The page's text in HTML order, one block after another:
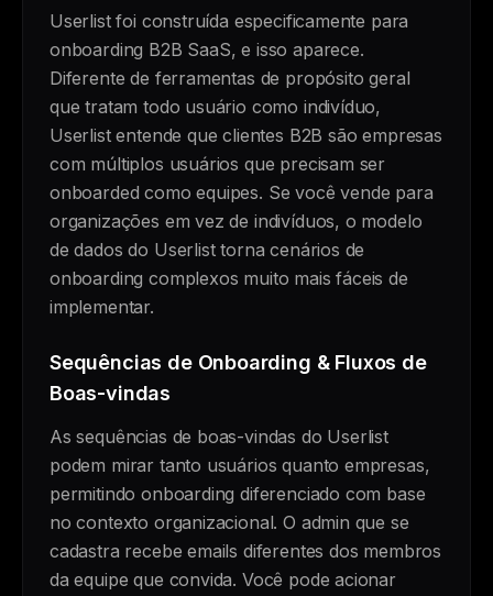
Userlist foi construída especificamente para
onboarding B2B SaaS, e isso aparece.
Diferente de ferramentas de propósito geral
que tratam todo usuário como indivíduo,
Userlist entende que clientes B2B são empresas
com múltiplos usuários que precisam ser
onboarded como equipes. Se você vende para
organizações em vez de indivíduos, o modelo
de dados do Userlist torna cenários de
onboarding complexos muito mais fáceis de
implementar.
Sequências de Onboarding & Fluxos de
Boas-vindas
As sequências de boas-vindas do Userlist
podem mirar tanto usuários quanto empresas,
permitindo onboarding diferenciado com base
no contexto organizacional. O admin que se
cadastra recebe emails diferentes dos membros
da equipe que convida. Você pode acionar